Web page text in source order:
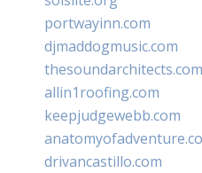
portwayinn.com
djmaddogmusic.com
thesoundarchitects.com
allin1roofing.com
keepjudgewebb.com
drivancastillo.com